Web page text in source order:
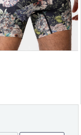
NEJNOVĚJŠÍCH